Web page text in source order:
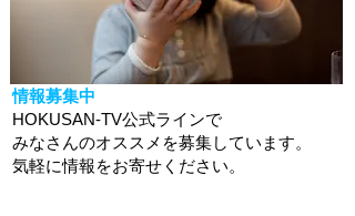
情報募集中
HOKUSAN-TV公式ラインで
みなさんのオススメを募集しています。
​気軽に情報をお寄せください。